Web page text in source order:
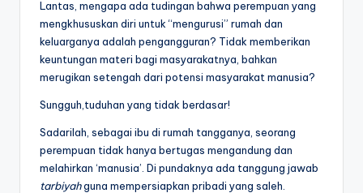
Lantas, mengapa ada tudingan bahwa perempuan yang
mengkhususkan diri untuk “mengurusi” rumah dan
keluarganya adalah pengangguran? Tidak memberikan
keuntungan materi bagi masyarakatnya, bahkan
merugikan setengah dari potensi masyarakat manusia?
Sungguh,tuduhan yang tidak berdasar!
Sadarilah, sebagai ibu di rumah tangganya, seorang
perempuan tidak hanya bertugas mengandung dan
melahirkan ‘manusia’. Di pundaknya ada tanggung jawab
tarbiyahguna mempersiapkan pribadi yang saleh.